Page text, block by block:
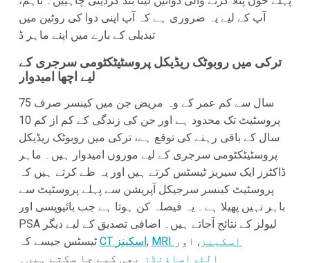
آپ کے لیے یہ ضروری ہے کہ آپ اپنی دوا کی روٹین میں
تبدیلی کے بارے میں اپنے ماہر ڈ
ترکی میں روبوٹک ریڈیکل پروسٹیٹکٹومی سرجری کے
لیے اچھا امیدوار
75 سال سے کم عمر کے وہ مریض جن میں کینسر صرف
پروسٹیٹ تک محدود ہے اور جن کی زندگی کے کم از کم 10
سال کے باقی رہنے کی توقع ہے، ترکی میں روبوٹک ریڈیکل
پروسٹیٹکٹومی سرجری کے لیے موزوں امیدوار ہیں۔ ماہر
ڈاکٹرز ایک سیریز ٹیسٹس کرتے ہیں اور یہ طے کرتے ہیں کہ
پروسٹیٹ کینسر سرجیکل آپریشن سے پہلے پروسٹیٹ سے
باہر نہیں پھیلا ہے۔ یہ فیصلہ کن ہوتا ہے جب بائیوپسی اور
PSA لیولز کے نتائج آجاتے ہیں۔ اضافی تصدیق کے لیے دیگر
ٹیسٹس جیسے کہ
CT اسکینز , MRI اسکینز, اور
الٹراساؤنڈز
بھی کیے جا سکتے ہیں۔